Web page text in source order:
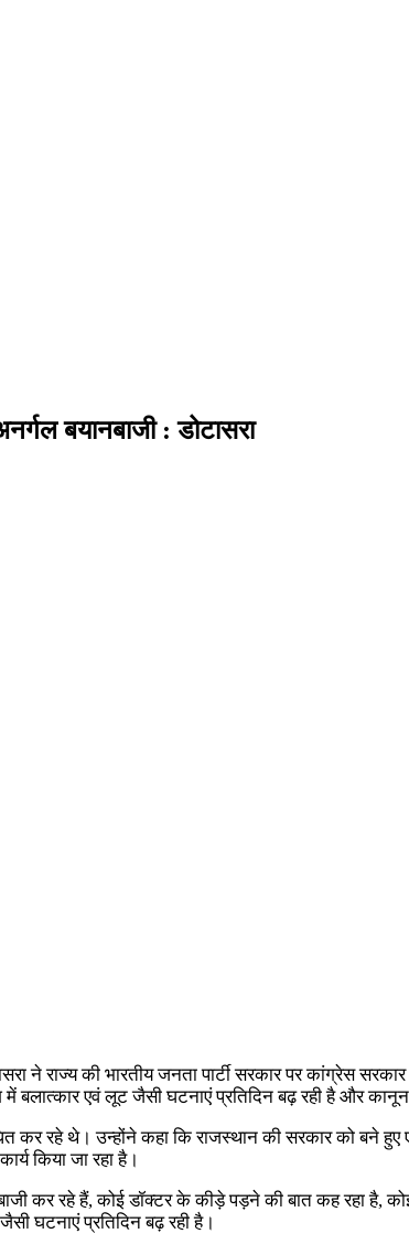
बयानबाजी : डोटासरा
ने राज्य की भारतीय जनता पार्टी सरकार पर कांग्रेस
बलात्कार एवं लूट जैसी घटनाएं प्रतिदिन बढ़ रही है और
कर रहे थे। उन्होंने कहा कि राजस्थान की सरकार को
किया जा रहा है।
कर रहे हैं, कोई डॉक्टर के कीड़े पड़ने की बात कह रहा है,
घटनाएं प्रतिदिन बढ़ रही है।